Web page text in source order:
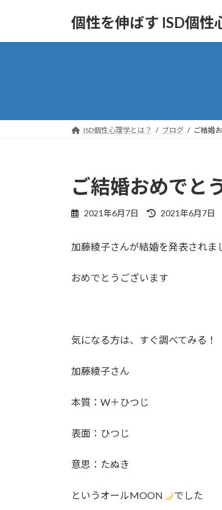
ッ
移
個性を伸ばす ISD個
ISD個性心理学とは？ ブログ ご結婚
ご結婚おめでと
2021年6月7日
最
新
時
:
2021年6月7日
加藤綾子さんが結婚を発表されま
おめでとうございます
気になる方は、すぐ調べてみる！
加藤綾子さん
本質：W＋ひつじ
表面：ひつじ
意思：たぬき
というオールMOON でした